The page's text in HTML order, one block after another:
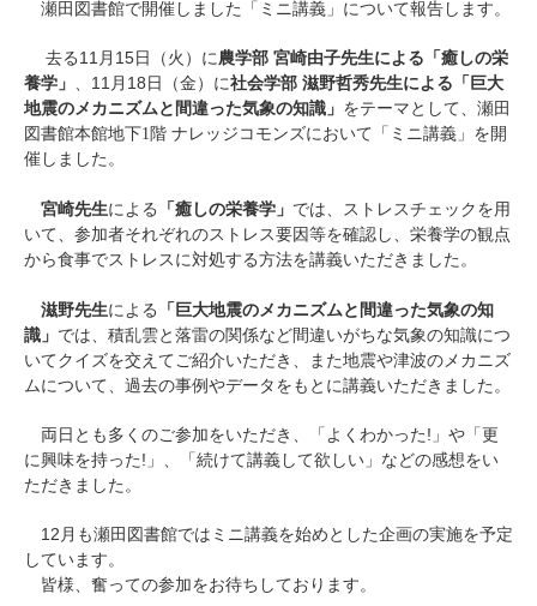
瀬田図書館で開催しました「ミニ講義」について報告します。
去る11 月 15 日（火）に 農学部 宮崎由子先生による「癒しの栄
養学」
11 月 18 日（金）に社会学部 滋野哲秀先生による「巨大
地震のメカニズムと間違った気象の知識」 をテーマとして、瀬田
図書館本館地下1階 ナレッジコモンズにおいて「ミニ講義」を開
催しました。
宮崎先生による 「癒しの栄養学」 では、ストレスチェックを用
いて、参加者それぞれのストレス要因等を確認し、栄養学の観点
から食事でストレスに対処する方法を講義いただきました。
滋野先生による
「巨大地震のメカニズムと間違った気象の知
識」 では、積乱雲と落雷の関係など間違いがちな気象の知識につ
いてクイズを交えてご紹介いただき、また地震や津波のメカニズ
ムについて、過去の事例やデータをもとに講義いただきました。
両日とも多くのご参加をいただき、「よくわかった ! 」や「更
に興味を持った ! 」、「続けて講義して欲しい」などの感想をい
ただきました。
12 月も瀬田図書館ではミニ講義を始めとした企画の実施を予定
しています。
皆様、奮っての参加をお待ちしております。